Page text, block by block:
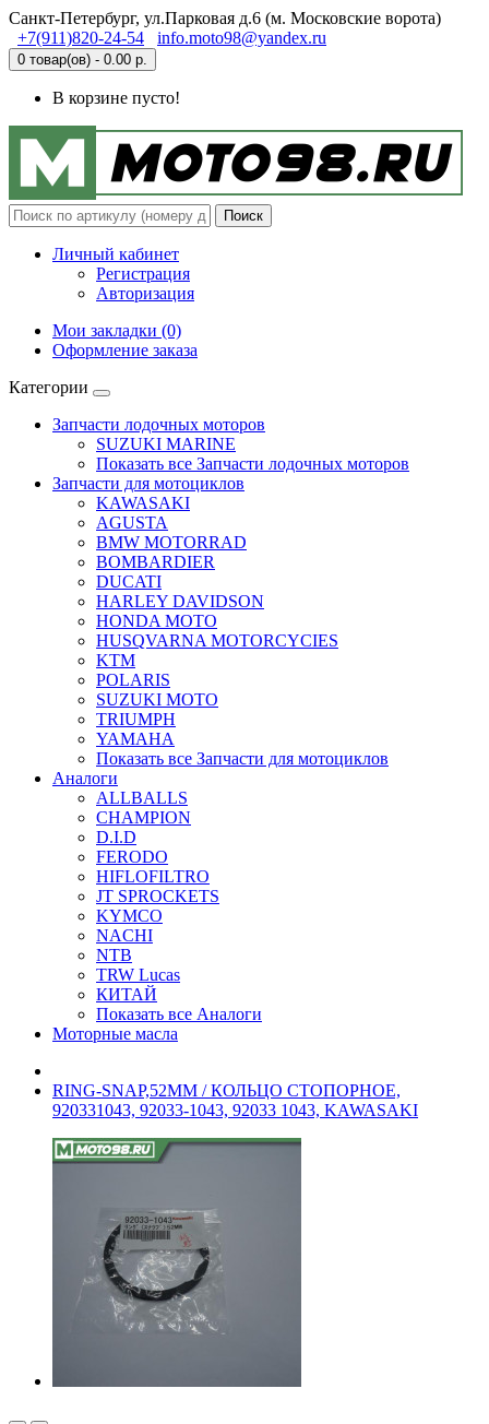
Санкт-Петербург, ул.Парковая д.6 (м. Московские ворота)
+7(911)820-24-54
info.moto98@yandex.ru
0 товар(ов) - 0.00 р.
В корзине пусто!
Поиск
Личный кабинет
Регистрация
Авторизация
Мои закладки (0)
Оформление заказа
Категории
Запчасти лодочных моторов
SUZUKI MARINE
Показать все Запчасти лодочных моторов
Запчасти для мотоциклов
KAWASAKI
AGUSTA
BMW MOTORRAD
BOMBARDIER
DUCATI
HARLEY DAVIDSON
HONDA MOTO
HUSQVARNA MOTORCYCIES
KTM
POLARIS
SUZUKI MOTO
TRIUMPH
YAMAHA
Показать все Запчасти для мотоциклов
Аналоги
ALLBALLS
CHAMPION
D.I.D
FERODO
HIFLOFILTRO
JT SPROCKETS
KYMCO
NACHI
NTB
TRW Lucas
КИТАЙ
Показать все Аналоги
Моторные масла
RING-SNAP,52MM / КОЛЬЦО СТОПОРНОЕ,
920331043, 92033-1043, 92033 1043, KAWASAKI